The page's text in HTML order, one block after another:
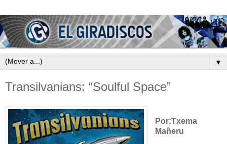
▼
Transilvanians: “Soulful Space”
Por:Txema
Mañeru